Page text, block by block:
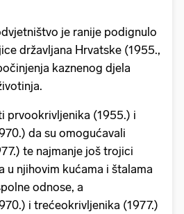
je ranije podignulo
državljana Hrvatske (1955.,
kaznenog djela
prvookrivljenika (1955.) i
da su omogućavali
te najmanje još trojici
u njihovim kućama i štalama
odnose, a
i trećeokrivljenika (1977.)